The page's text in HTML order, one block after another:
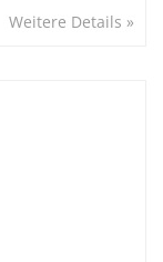
Weitere Details »